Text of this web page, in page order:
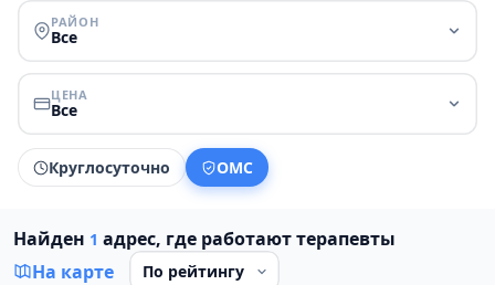
РАЙОН
Все
ЦЕНА
Все
Круглосуточно ОМС
Найден 1 адрес, где работают терапевты
На карте